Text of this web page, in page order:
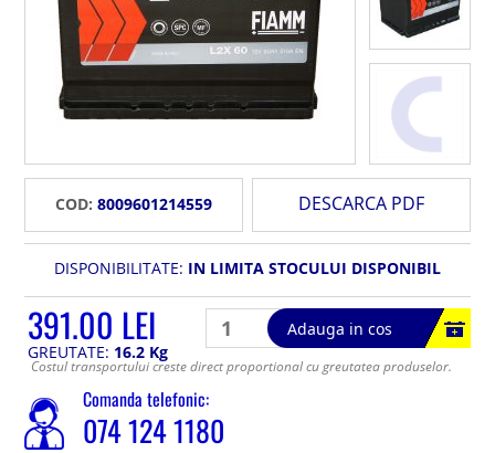
COD: 8009601214559 DESCARCA PDF
DISPONIBILITATE: IN LIMITA STOCULUI DISPONIBIL
391.00 LEI
Adauga in cos
GREUTATE: 16.2 Kg
Costul transportului creste direct proportional cu greutatea produselor.
Comanda telefonic:
074 124 1180